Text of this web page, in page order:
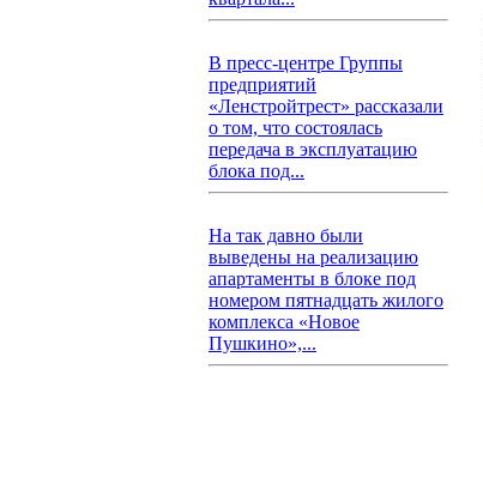
В пресс-центре Группы
предприятий
«Ленстройтрест» рассказали
о том, что состоялась
передача в эксплуатацию
блока под...
На так давно были
выведены на реализацию
апартаменты в блоке под
номером пятнадцать жилого
комплекса «Новое
Пушкино»,...